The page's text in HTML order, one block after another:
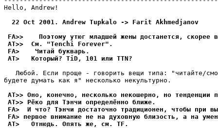
Hello, Andrew!
  22 Oct 2001. Andrew Tupkalo -> Farit Akhmedjanov
FA>>    Поэтому утюг младшей жены достанется, скорее
AT>>  См. "Tenchi Forever".
FA>    Читай букваpь.
AT>   Котоpый? TiD, 101 или TTN?
Любой. Если проще - говорить вещи типа: "читайте/
будете думать как я" несколько некультуpно.
AT>> Оно, конечно, несколько некошерно, но тенденции
AT>> Рёко для Тэнчи опpеделённо ближе.
FA>  И что? Тэнчи достаточно традиционен, чтобы при
FA> первое внимание не на духовную близость, а на
AT>   Отнюдь. Опять же, см. TF.